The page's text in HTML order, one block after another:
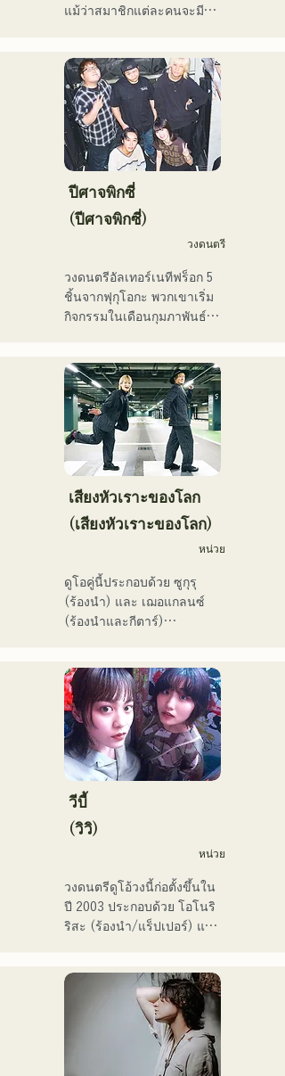
ประกอบโฆษณาทางโทรทัศน์
ทาโร โมริยามะ ในรายการ
"MUSIC FAIR" ทางสถานี
โทรทัศน์ฟูจิทีวี และการ
ปรากฏตัวในละครเพลงร็อก
ตั้งแต่ปี 2017 เธอได้กลับ
มายังฟุกุโอกะ ซึ่งนอกจาก
งานของเธอเองแล้ว เธอยัง
อาชีพ เช่น พิธีกรรายการวิทยุ
ทรงพลังและความสามารถใน
การร้องเพลงอันโดดเด่น เธอ
คือนักร้องนักแต่งเพลงที่จะ
แม้ว่าสมาชิกแต่ละคนจะมี
แต่พวกเขาก็ตัดสินใจตั้งวง
ใหม่โดยมีเป้าหมายทางดนตรี
ใหม่ เสียงร้องที่ใสสะอาดและ
เนื้อเพลงที่ติดหูของ CHiKa
ประกอบกับท่วงทำนองที่ชวน
ให้คิดถึง ได้รับการสนับสนุน
จากหลากหลายรุ่น บุคลิก
เฉพาะตัวของสมาชิกแต่ละ
คนถูกนำมาใช้ประกอบดนตรี
และเสียงดนตรีที่นุ่มนวลและ
ปัจจุบันพวกเขาแสดงดนตรี
สดตามสถานที่จัดงานและ
กิจกรรมกลางแจ้ง โดยส่วน
โพสต์และสตรีมวิดีโอบนโซ
เชียลมีเดียอย่างต่อเนื่อง
ปีศาจพิกซี่
(ปีศาจพิกซี่)
วงดนตรี
วงดนตรีอัลเทอร์เนทีฟร็อก 5
ชิ้นจากฟุกุโอกะ พวกเขาเริ่ม
กิจกรรมในเดือนกุมภาพันธ์
จังหวัดฟุกุโอกะ ด้วยเนื้อเพลง
ที่สะท้อนความเหงาและความ
ขัดแย้ง และท่วงทำนองกีตาร์
ที่ติดหู พวกเขามุ่งหวังที่จะ
สร้างเสียงเพลงที่จะประทับอยู่
ในใจของผู้ฟัง
เสียงหัวเราะของโลก
(เสียงหัวเราะของโลก)
หน่วย
ดูโอคู่นี้ประกอบด้วย ซูกุรุ
(ร้องนำ) และ เฌอแกลนซ์
(ร้องนำและกีตาร์)
โตเกียว โดยมีเป้าหมายที่จะ
แสดงในศึกเพลงแดงและขาว
พวกเขามียอดวิวบนโซเชียลมี
เดียมากกว่า 3.5 ล้านครั้ง
และมีผู้ติดตามมากกว่า
119,000 คน!
นอกจากนี้ พวกเขายังได้รับ
เลือกให้ร้องเพลงธีมการ
แข่งขันเบสบอลระดับมัธยม
ปลาย All Japan ครั้งที่ 106
ในปี 2024 โดยเป็นตัวแทน
ของ J:COM ฟุกุโอกะ คุมาโม
โตะ และชิโมโนเซกิ ทำให้
พวกเขาเป็นวงที่น่าจับตามอง
วีบี้
(วิวิ)
หน่วย
วงดนตรีดูโอ้วงนี้ก่อตั้งขึ้นใน
ปี 2003 ประกอบด้วย โอโนริ
ริสะ (ร้องนำ/แร็ปเปอร์) และ
ข้อความที่ตรงไปตรงมาแต่
ทรงพลังเข้ากับมุมมองโลกที่
อ่อนโยน และเสียงร้องที่
อบอุ่นแต่ทรงพลัง ซึ่งสามารถ
สัมผัสหัวใจของผู้ฟังได้อย่าง